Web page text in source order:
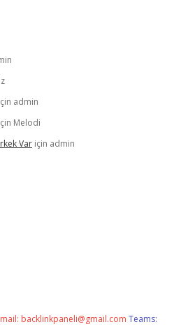
admin
Melodi
Var için admin
backlinkpaneli@gmail.com Teams: